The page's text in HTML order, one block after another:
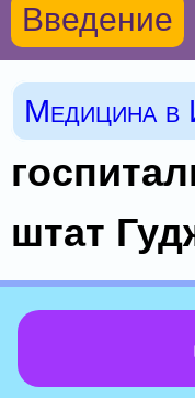
Введение
Медицина в
штат